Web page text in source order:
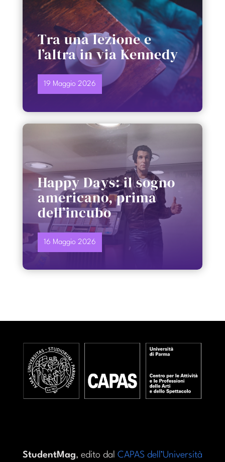
Tra una lezione e
l’altra in via Kennedy
19 Maggio 2026
Happy Days: il sogno
americano, prima
dell’incubo
16 Maggio 2026
StudentMag, edito dal CAPAS dell’Università